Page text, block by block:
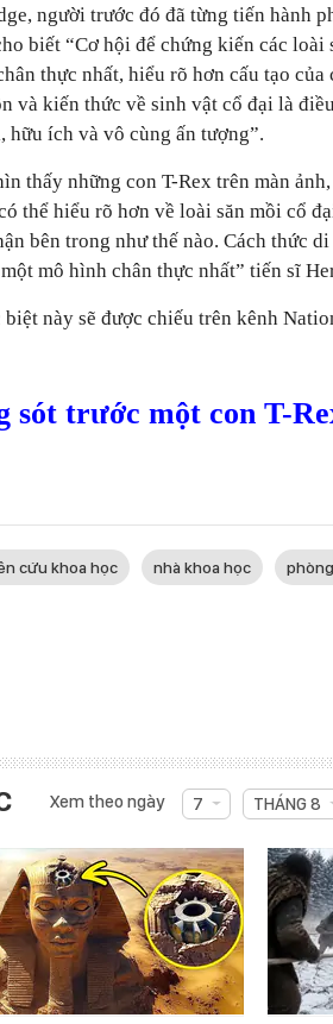
người trước đó đã từng tiến hành
biết “Cơ hội để chứng kiến các loài
thực nhất, hiểu rõ hơn cấu tạo
và kiến thức về sinh vật cổ đại là
hữu ích và vô cùng ấn tượng”.
thấy những con T-Rex trên màn
thể hiểu rõ hơn về loài săn mồi cổ
bên trong như thế nào. Cách thức
mô hình chân thực nhất” tiến sĩ
này sẽ được chiếu trên kênh
sót trước một con T-
cứu khoa học nhà khoa học
Xem theo ngày 7 THÁNG 8